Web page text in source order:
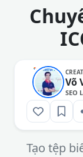
Võ
SEO
Tạo tệp